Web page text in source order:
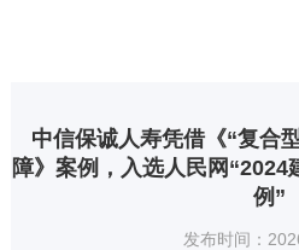
中信保诚人寿凭借《“复合
障》案例，入选人民网
例”
发布时间：